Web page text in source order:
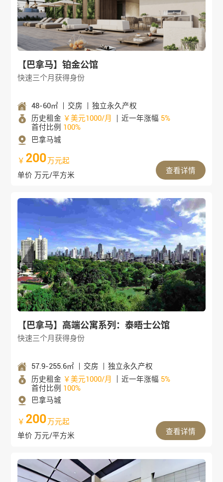
【巴拿马】铂金公馆
快速三个月获得身份
48-60㎡ 交房
独立永久产权
历史租金 ￥美元1000/月 近一年涨幅 5%
首付比例 100%
巴拿马城
￥ 200 万元起
单价 万元/平方米
查看详情
【巴拿马】高端公寓系列：泰晤士公馆
快速三个月获得身份
57.9-255.6㎡ 交房
独立永久产权
历史租金 ￥美元1000/月 近一年涨幅 5%
首付比例 100%
巴拿马城
￥ 200万元起
单价 万元/平方米
查看详情